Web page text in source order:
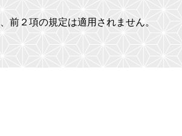
前２項の規定は適用されません。